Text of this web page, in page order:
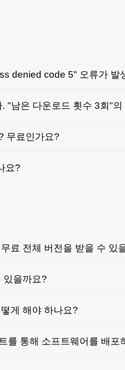
denied code 5" 오류가 발
"남은 다운로드 횟수 3회"
무료인가요?
요?
료 전체 버전을 받을 수 있
있을까요?
게 해야 하나요?
를 통해 소프트웨어를 배포